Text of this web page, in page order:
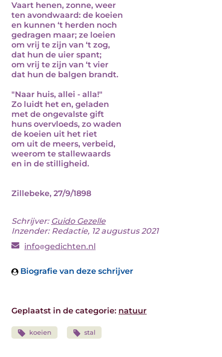
Vaart henen, zonne, weer
ten avondwaard: de koeien
en kunnen ‘t herden noch
gedragen maar; ze loeien
om vrij te zijn van ‘t zog,
dat hun de uier spant;
om vrij te zijn van ‘t vier
dat hun de balgen brandt.
"Naar huis, allei - alla!"
Zo luidt het en, geladen
met de ongevalste gift
huns overvloeds, zo waden
de koeien uit het riet
om uit de meers, verbeid,
weerom te stallewaards
en in de stilligheid.
Zillebeke, 27/9/1898
Schrijver: Guido Gezelle
Inzender: Redactie, 12 augustus 2021
info gedichten.nl
Biografie van deze schrijver
Geplaatst in de categorie: natuur
koeien stal